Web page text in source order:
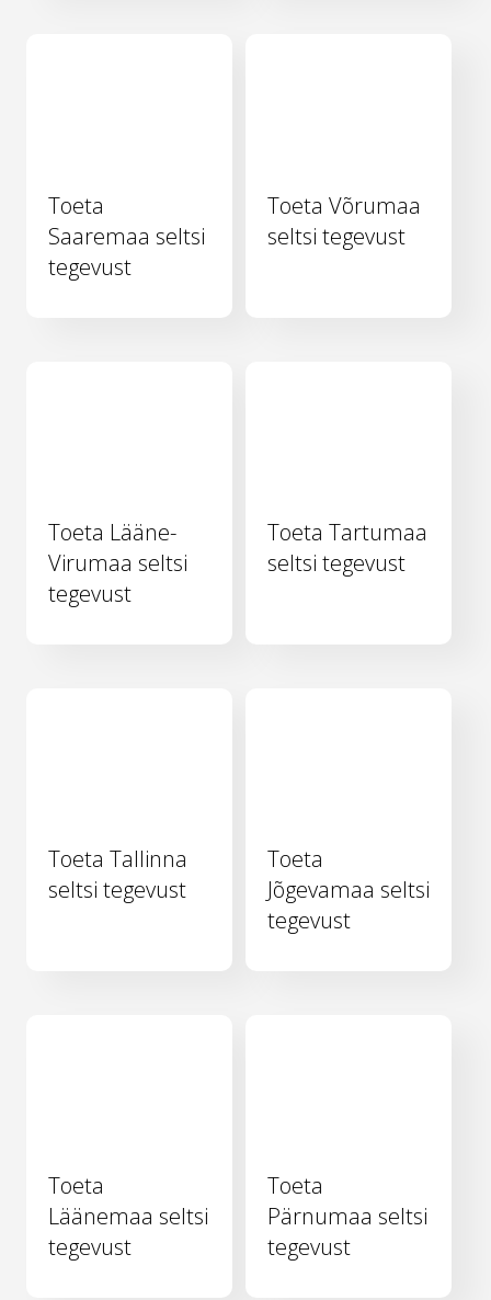
Toeta
Saaremaa seltsi
tegevust
Toeta Võrumaa
seltsi tegevust
Toeta Lääne-
Virumaa seltsi
tegevust
Toeta Tartumaa
seltsi tegevust
Toeta Tallinna
seltsi tegevust
Toeta
Jõgevamaa seltsi
tegevust
Toeta
Läänemaa seltsi
tegevust
Toeta
Pärnumaa seltsi
tegevust